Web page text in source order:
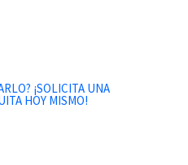
¡SOLICITA UNA
HOY MISMO!